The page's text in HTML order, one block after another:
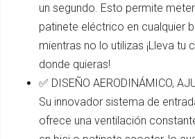
un segundo. Esto permite
patinete eléctrico en cualquier
mientras no lo utilizas ¡Lleva tu
donde quieras!
✅ DISEÑO AERODINÁMICO,
Su innovador sistema de
ofrece una ventilación